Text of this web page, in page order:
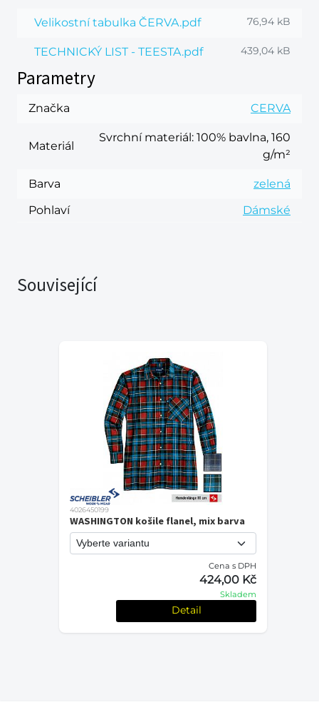
Velikostní tabulka ČERVA.pdf 76,94 kB
TECHNICKÝ LIST - TEESTA.pdf 439,04 kB
Parametry
Značka CERVA
Materiál
Svrchní materiál: 100% bavlna, 160
g/m²
Barva
zelená
Pohlaví
Dámské
Související
4026450199
WASHINGTON košile flanel, mix barva
Cena s DPH
424,00 Kč
Skladem
Detail